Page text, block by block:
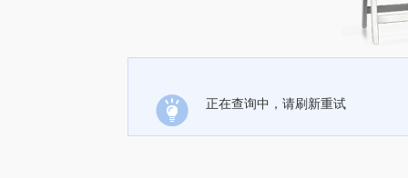
正在查询中，请刷新重试